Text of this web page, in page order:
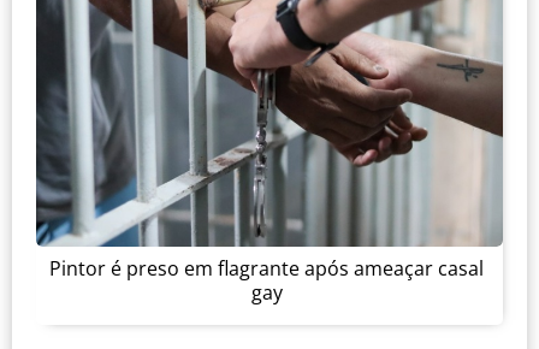
Pintor é preso em flagrante após ameaçar casal
gay